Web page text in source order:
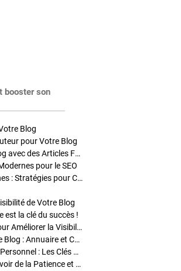
booster son
Blog
pour Votre Blog
Stratégies de Publication : Boostez Votre Blog avec des Articles Fréquents et Exclusifs
pour le SEO
Enrichir Vos Articles avec des Contenus Riches : Stratégies pour Captiver et Optimiser
de Votre Blog
est la clé du succès !
Optimisation SEO des Articles : Stratégies pour Améliorer la Visibilité de Votre Blog
Stratégies pour améliorer la visibilité de votre Blog : Annuaire et Collaborations
Pourquoi Investir dans un Nom de Domaine Personnel : Les Clés de la Réussite de Votre Blog
Comment Faire Émerger Votre Blog : Le Pouvoir de la Patience et de la Persévérance